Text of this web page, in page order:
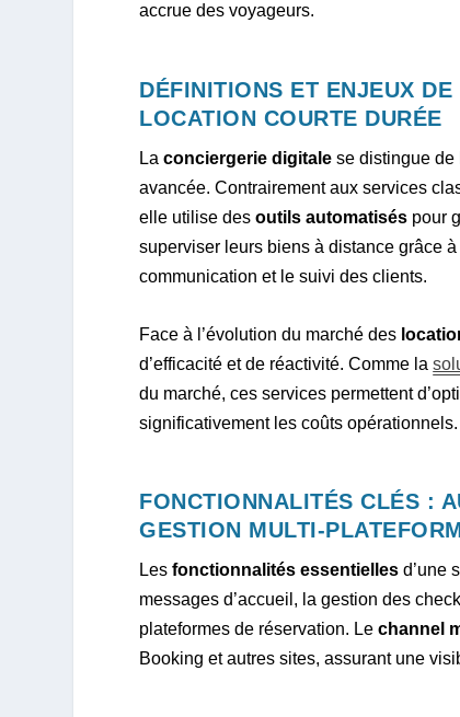
accrue des voyageurs.
DÉFINITIONS ET ENJEUX
LOCATION COURTE DURÉE
Laconciergerie digitale se distingue
avancée. Contrairement aux services
elle utilise desoutils automatisés pour
superviser leurs biens à distance grâce
communication et le suivi des clients.
Face à l’évolution du marché des
d’efficacité et de réactivité. Comme la
du marché, ces services permettent
significativement les coûts opérationnels.
FONCTIONNALITÉS CLÉS :
GESTION MULTI-
Lesfonctionnalités essentielles d’une
messages d’accueil, la gestion des
plateformes de réservation. Lechannel
Booking et autres sites, assurant une